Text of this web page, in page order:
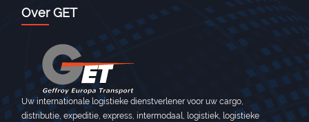
Over GET
Uw internationale logistieke dienstverlener voor uw cargo,
distributie, expeditie, express, intermodaal, logistiek, logistieke